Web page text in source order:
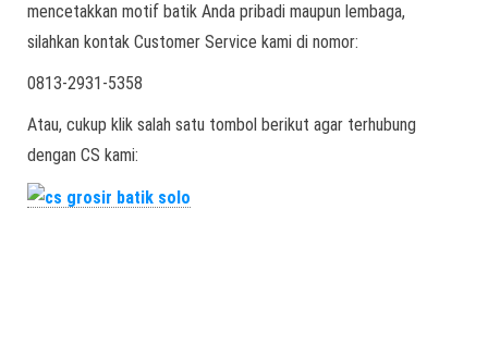
mencetakkan motif batik Anda pribadi maupun lembaga,
silahkan kontak Customer Service kami di nomor:
0813-2931-5358
Atau, cukup klik salah satu tombol berikut agar terhubung
dengan CS kami: